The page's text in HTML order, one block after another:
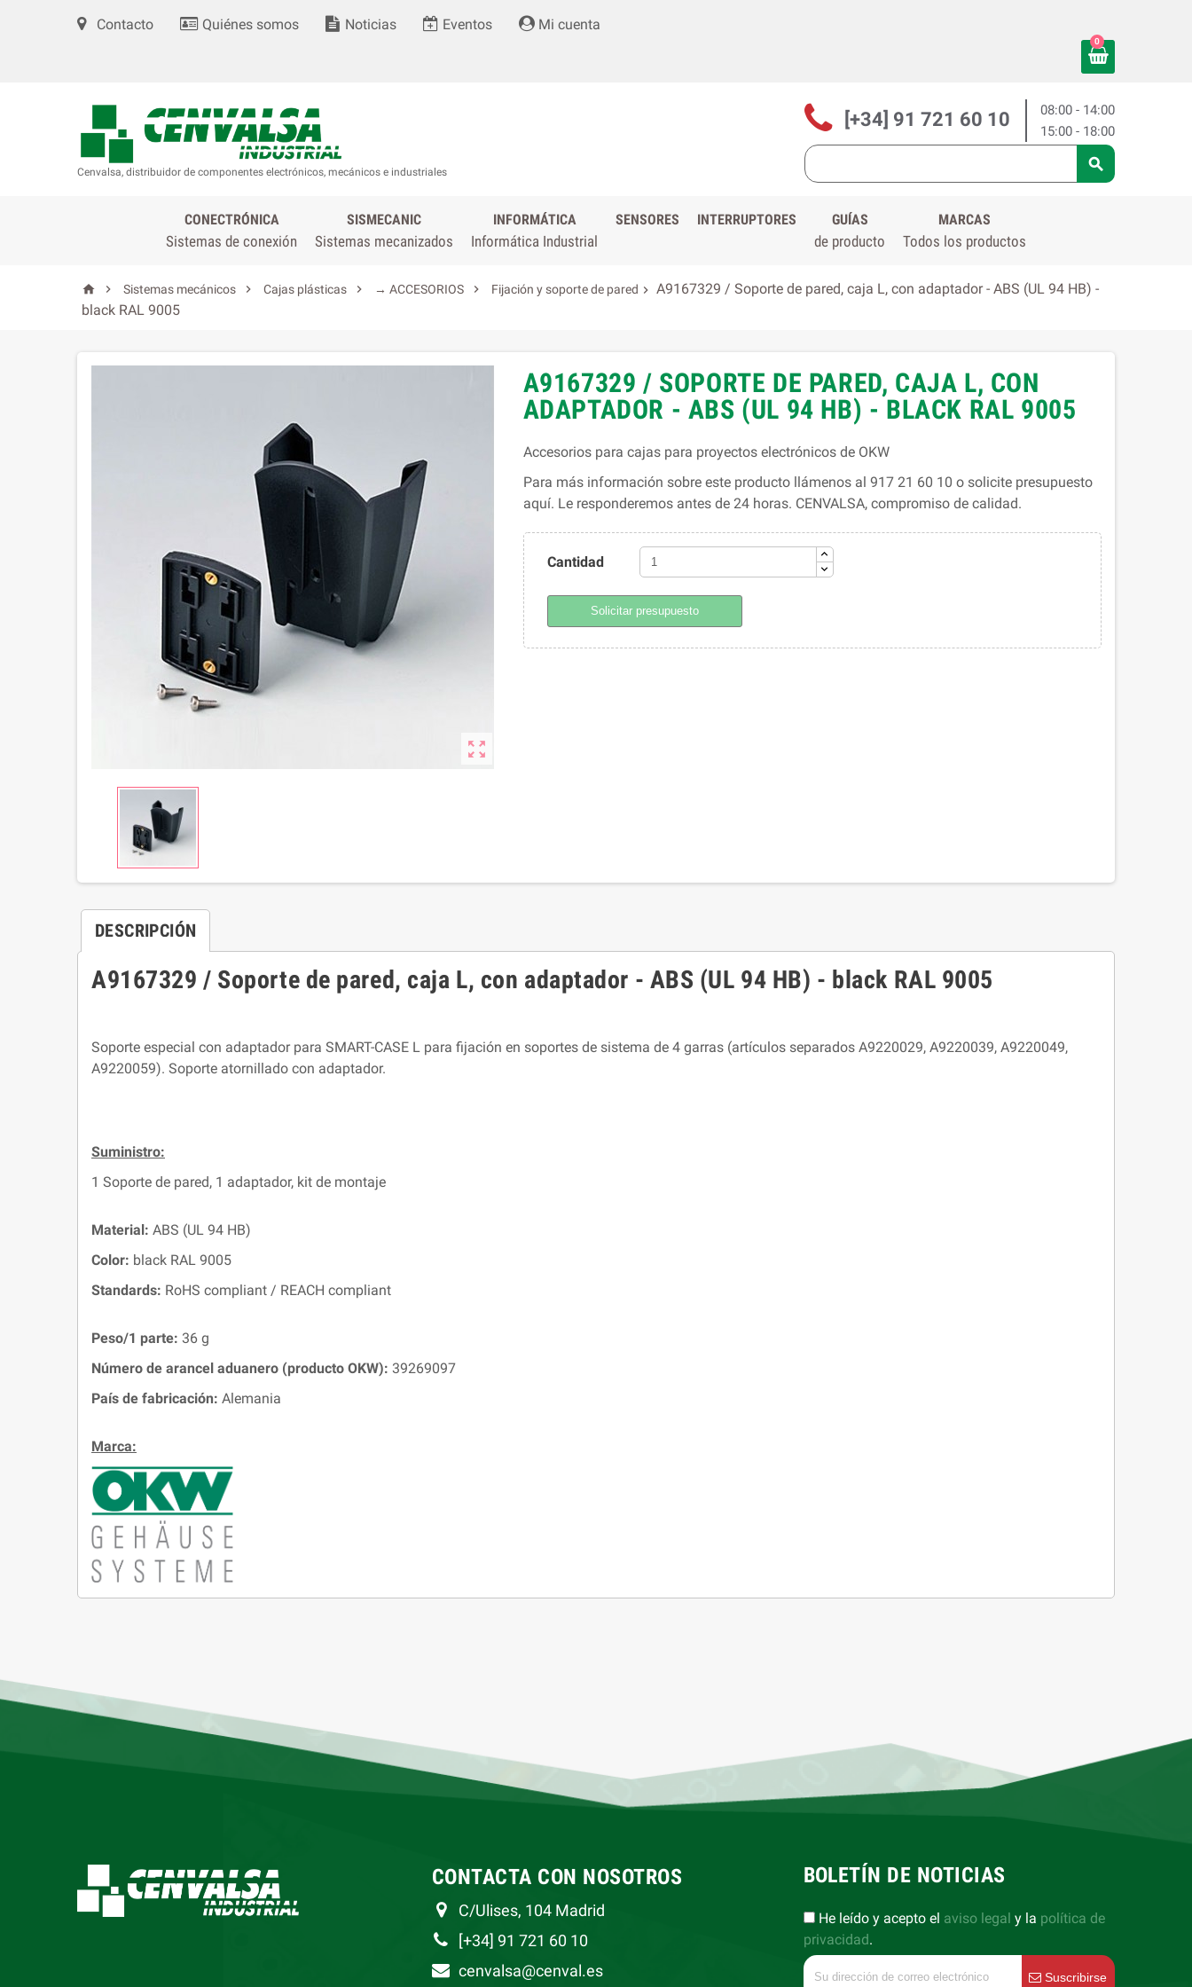
Contacto Quiénes somos Noticias Eventos Mi cuenta
0
Cenvalsa, distribuidor de componentes electrónicos, mecánicos e industriales
08:00 - 14:00
15:00 - 18:00
[+34] 91 721 60 10

CONECTRÓNICA
Sistemas de conexión
SISMECANIC
Sistemas mecanizados
INFORMÁTICA
Informática Industrial
SENSORES INTERRUPTORES GUÍAS
de producto
MARCAS
Todos los productos
  Sistemas mecánicos  Cajas plásticas  → ACCESORIOS  Fijación y soporte de pared  A9167329 / Soporte de pared, caja L, con adaptador - ABS (UL 94 HB) -
black RAL 9005

A9167329 / SOPORTE DE PARED, CAJA L, CON
ADAPTADOR - ABS (UL 94 HB) - BLACK RAL 9005
Accesorios para cajas para proyectos electrónicos de OKW
Para más información sobre este producto llámenos al 917 21 60 10 o solicite presupuesto
aquí. Le responderemos antes de 24 horas. CENVALSA, compromiso de calidad.
Cantidad
Solicitar presupuesto
DESCRIPCIÓN
A9167329 / Soporte de pared, caja L, con adaptador - ABS (UL 94 HB) - black RAL 9005
Soporte especial con adaptador para SMART-CASE L para fijación en soportes de sistema de 4 garras (artículos separados A9220029, A9220039, A9220049,
A9220059). Soporte atornillado con adaptador.
Suministro:
1 Soporte de pared, 1 adaptador, kit de montaje
Material: ABS (UL 94 HB)
Color: black RAL 9005
Standards: RoHS compliant / REACH compliant
Peso/1 parte: 36 g
Número de arancel aduanero (producto OKW): 39269097
País de fabricación: Alemania
Marca:
CONTACTA CON NOSOTROS
C/Ulises, 104 Madrid
[+34] 91 721 60 10
cenvalsa@cenval.es
BOLETÍN DE NOTICIAS
He leído y acepto el aviso legal y la política de
privacidad.
Suscribirse